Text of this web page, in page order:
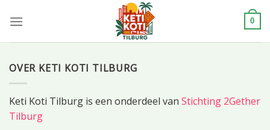
0
OVER KETI KOTI TILBURG
Keti Koti Tilburg is een onderdeel van Stichting 2Gether
Tilburg